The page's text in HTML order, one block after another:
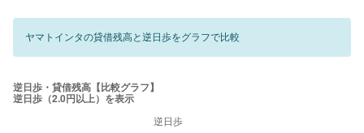
ヤマトインタの貸借残高と逆日歩をグラフで比較